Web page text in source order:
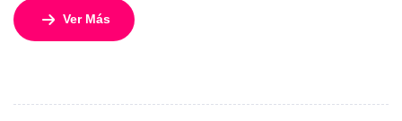
de arena blanca, aguas turquesas y hoteles con servicios
completos, combinando descanso, diversión y comodidad
o disfruta de […]
Ver Más